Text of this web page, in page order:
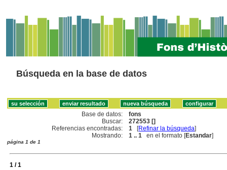
Búsqueda en la base de datos
Base de datos:
fons
Buscar:
272553 []
Referencias encontradas:
1 [Refinar la búsqueda]
Mostrando:
1 .. 1 en el formato [Estandar]
página 1 de 1
1 / 1